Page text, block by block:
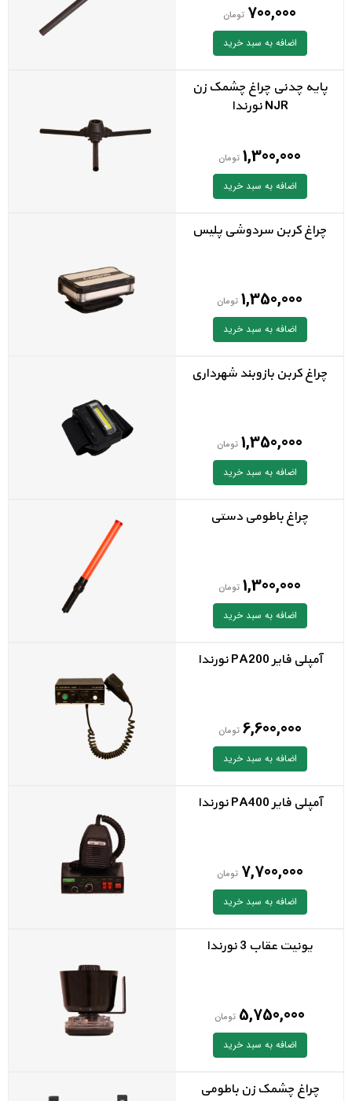
700,000 تومان
اضافه به سبد خرید
پایه چدنی چراغ چشمک زن
NJR نورندا
1,300,000 تومان
اضافه به سبد خرید
چراغ کربن سردوشی پلیس
1,350,000 تومان
اضافه به سبد خرید
چراغ کربن بازوبند شهرداری
1,350,000 تومان
اضافه به سبد خرید
چراغ باطومی دستی
1,300,000 تومان
اضافه به سبد خرید
آمپلی فاير PA200 نورندا
6,600,000 تومان
اضافه به سبد خرید
آمپلی فاير PA400 نورندا
7,700,000 تومان
اضافه به سبد خرید
یونیت عقاب 3 نورندا
5,750,000 تومان
اضافه به سبد خرید
چراغ چشمک زن باطومی